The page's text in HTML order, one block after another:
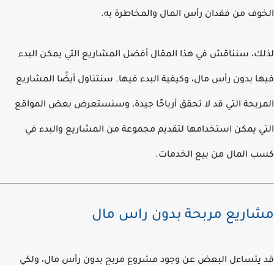
من فقدان رأس المال والمخاطرة به.
سنناقش في هذا المقال أفضل المشاريع التي يمكن البدء
بدون رأس مال، وكيفية البدء فيها. سنتناول أيضًا المشاريع
التي قد لا تحقق أرباحًا جيدة، وسنستعرض بعض المواقع
يمكن استخدامها لتقديم مجموعة من المشاريع والبدء في
المال من بيع الخدمات.
مربحة بدون راس مال
يتساءل البعض عن وجود مشروع مربح بدون رأس مال، ولكي